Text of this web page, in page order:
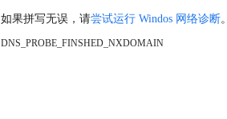
如果拼写无误，请尝试运行 Windos 网络诊断。
DNS_PROBE_FINSHED_NXDOMAIN